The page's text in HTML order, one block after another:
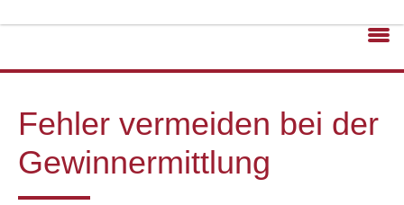
Fehler vermeiden bei der
Gewinnermittlung